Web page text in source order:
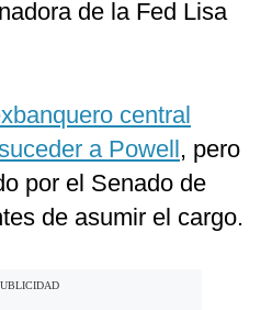
de la Fed Lisa
central
a Powell, pero
por el Senado de
de asumir el cargo.